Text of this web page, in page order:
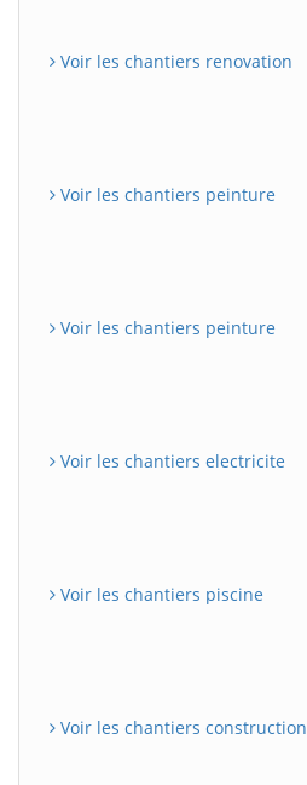
Voir les chantiers renovation
Voir les chantiers peinture
Voir les chantiers peinture
Voir les chantiers electricite
Voir les chantiers piscine
Voir les chantiers construction